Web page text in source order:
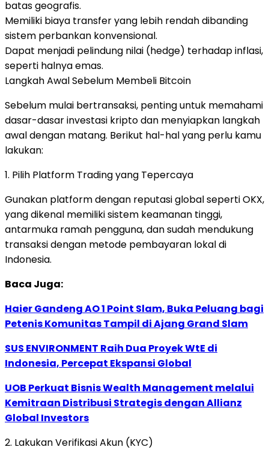
batas geografis.
Memiliki biaya transfer yang lebih rendah dibanding
sistem perbankan konvensional.
Dapat menjadi pelindung nilai (hedge) terhadap inflasi,
seperti halnya emas.
Langkah Awal Sebelum Membeli Bitcoin
Sebelum mulai bertransaksi, penting untuk memahami
dasar-dasar investasi kripto dan menyiapkan langkah
awal dengan matang. Berikut hal-hal yang perlu kamu
lakukan:
1. Pilih Platform Trading yang Tepercaya
Gunakan platform dengan reputasi global seperti OKX,
yang dikenal memiliki sistem keamanan tinggi,
antarmuka ramah pengguna, dan sudah mendukung
transaksi dengan metode pembayaran lokal di
Indonesia.
Baca Juga:
Haier Gandeng AO 1 Point Slam, Buka Peluang bagi
Petenis Komunitas Tampil di Ajang Grand Slam
SUS ENVIRONMENT Raih Dua Proyek WtE di
Indonesia, Percepat Ekspansi Global
UOB Perkuat Bisnis Wealth Management melalui
Kemitraan Distribusi Strategis dengan Allianz
Global Investors
2. Lakukan Verifikasi Akun (KYC)